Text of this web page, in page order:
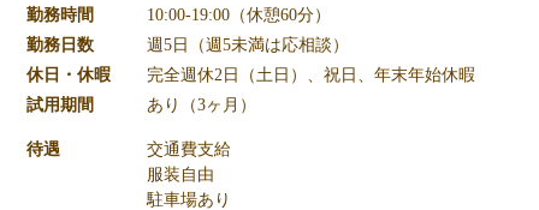
勤務時間
10:00-19:00（休憩60分）
勤務日数
週5日（週5未満は応相談）
休日・休暇
完全週休2日（土日）、祝日、年末年始休暇
試用期間
あり（3ヶ月）
待遇
交通費支給
服装自由
駐車場あり